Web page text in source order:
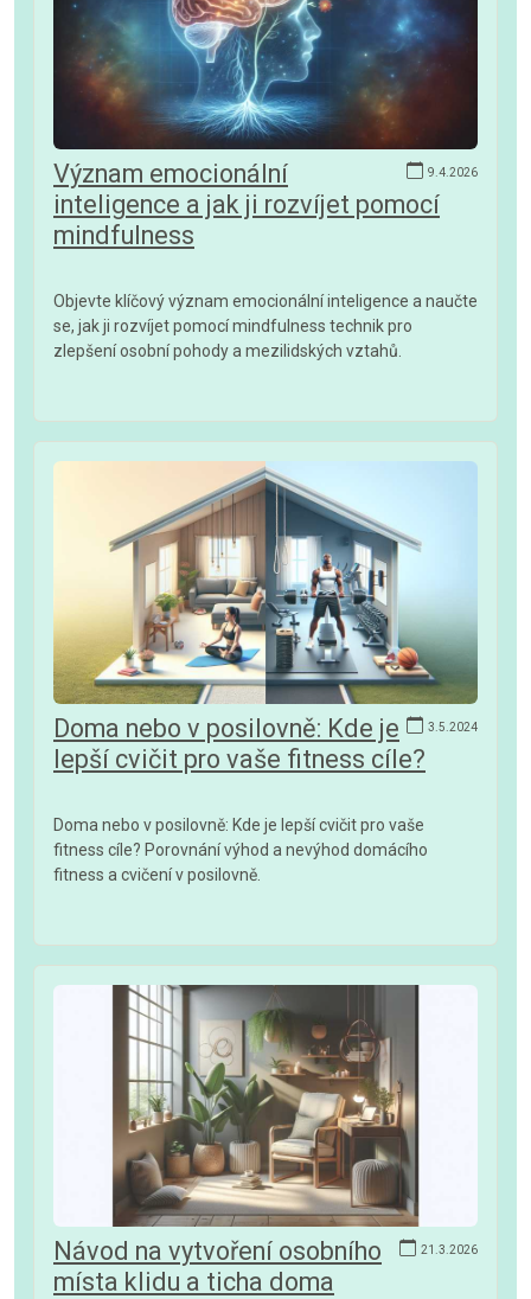
9.4.2026
Význam emocionální
inteligence a jak ji rozvíjet pomocí
mindfulness
Objevte klíčový význam emocionální inteligence a naučte
se, jak ji rozvíjet pomocí mindfulness technik pro
zlepšení osobní pohody a mezilidských vztahů.
3.5.2024
Doma nebo v posilovně: Kde je
lepší cvičit pro vaše fitness cíle?
Doma nebo v posilovně: Kde je lepší cvičit pro vaše
fitness cíle? Porovnání výhod a nevýhod domácího
fitness a cvičení v posilovně.
21.3.2026
Návod na vytvoření osobního
místa klidu a ticha doma